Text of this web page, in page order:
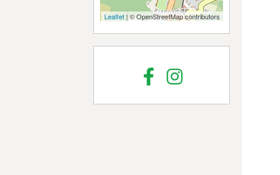
Leaflet| © OpenStreetMap contributors